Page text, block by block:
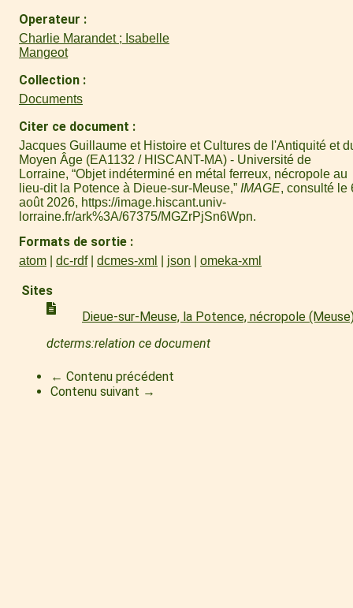
Operateur
Charlie Marandet ; Isabelle
Mangeot
Collection
Documents
Citer ce document
Jacques Guillaume et Histoire et Cultures de l'Antiquité et
Moyen Âge (EA1132 / HISCANT-MA) - Université de
Lorraine, “Objet indéterminé en métal ferreux, nécropole au
lieu-dit la Potence à Dieue-sur-Meuse,” IMAGE, consulté le
août 2026, https://image.hiscant.univ-
lorraine.fr/ark%3A/67375/MGZrPjSn6Wpn.
Formats de sortie
atom dc-rdf dcmes-xml json omeka-xml
Sites
Dieue-sur-Meuse, la Potence, nécropole
dcterms:relation ce document
← Contenu précédent
Contenu suivant →